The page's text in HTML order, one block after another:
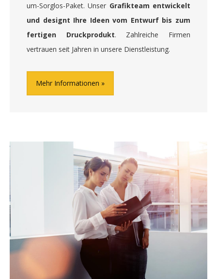
um-Sorglos-Paket. Unser Grafikteam entwickelt
und designt Ihre Ideen vom Entwurf bis zum
fertigen Druckprodukt. Zahlreiche Firmen
vertrauen seit Jahren in unsere Dienstleistung.
Mehr Informationen